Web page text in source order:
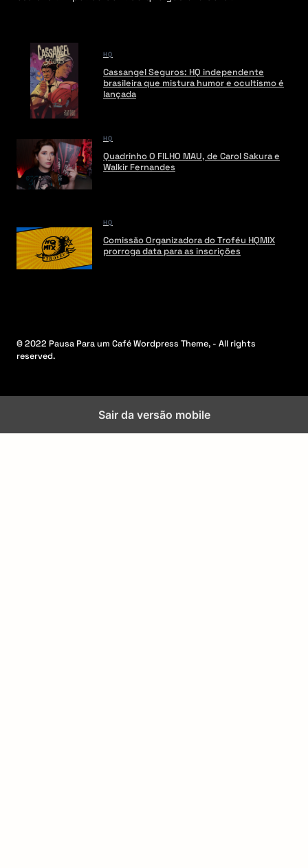
HQ
Cassangel Seguros: HQ independente
brasileira que mistura humor e ocultismo é
lançada
HQ
Quadrinho O FILHO MAU, de Carol Sakura e
Walkir Fernandes
HQ
Comissão Organizadora do Troféu HQMIX
prorroga data para as inscrições
© 2022 Pausa Para um Café Wordpress Theme, - All rights
reserved.
Sair da versão mobile